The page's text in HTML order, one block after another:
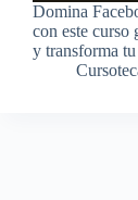
Domina
con este curso
y transforma